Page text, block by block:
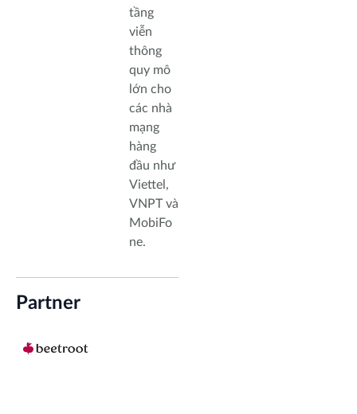
tầng
viễn
thông
quy mô
lớn cho
các nhà
mạng
hàng
đầu như
Viettel,
VNPT và
MobiFo
ne.
Partner